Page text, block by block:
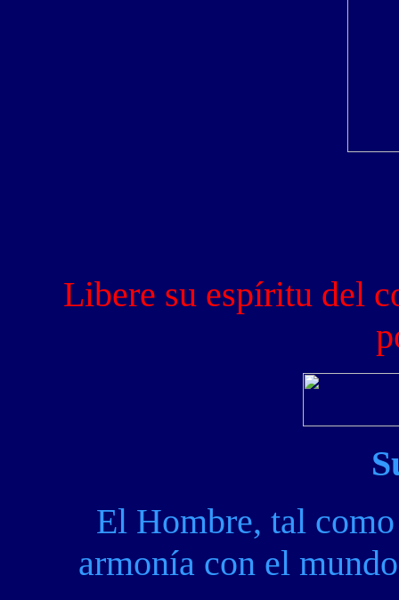
Libere su espíritu del
El Hombre, tal
armonía con el